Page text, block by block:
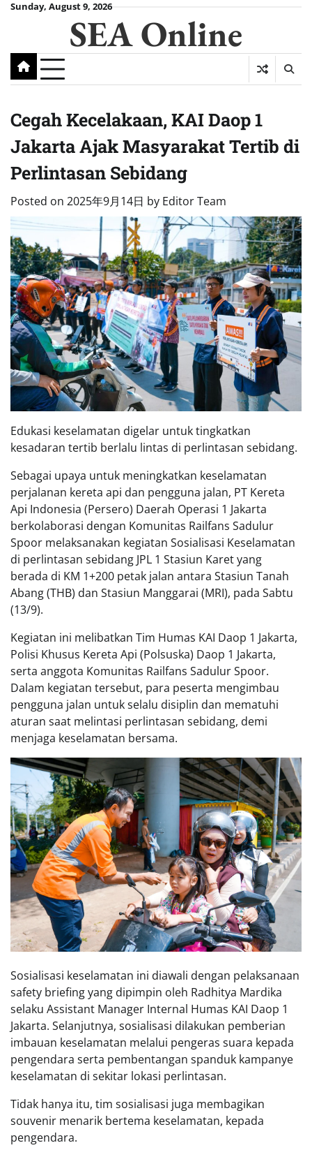
SkipSunday, August 9, 2026
SEA Online
Cegah Kecelakaan, KAI Daop 1
Jakarta Ajak Masyarakat Tertib di
Perlintasan Sebidang
Posted on 2025年9月14日 by Editor Team
Edukasi keselamatan digelar untuk tingkatkan
kesadaran tertib berlalu lintas di perlintasan sebidang.
Sebagai upaya untuk meningkatkan keselamatan
perjalanan kereta api dan pengguna jalan, PT Kereta
Api Indonesia (Persero) Daerah Operasi 1 Jakarta
berkolaborasi dengan Komunitas Railfans Sadulur
Spoor melaksanakan kegiatan Sosialisasi Keselamatan
di perlintasan sebidang JPL 1 Stasiun Karet yang
berada di KM 1+200 petak jalan antara Stasiun Tanah
Abang (THB) dan Stasiun Manggarai (MRI), pada Sabtu
(13/9).
Kegiatan ini melibatkan Tim Humas KAI Daop 1 Jakarta,
Polisi Khusus Kereta Api (Polsuska) Daop 1 Jakarta,
serta anggota Komunitas Railfans Sadulur Spoor.
Dalam kegiatan tersebut, para peserta mengimbau
pengguna jalan untuk selalu disiplin dan mematuhi
aturan saat melintasi perlintasan sebidang, demi
menjaga keselamatan bersama.
Sosialisasi keselamatan ini diawali dengan pelaksanaan
safety briefing yang dipimpin oleh Radhitya Mardika
selaku Assistant Manager Internal Humas KAI Daop 1
Jakarta. Selanjutnya, sosialisasi dilakukan pemberian
imbauan keselamatan melalui pengeras suara kepada
pengendara serta pembentangan spanduk kampanye
keselamatan di sekitar lokasi perlintasan.
Tidak hanya itu, tim sosialisasi juga membagikan
souvenir menarik bertema keselamatan, kepada
pengendara.